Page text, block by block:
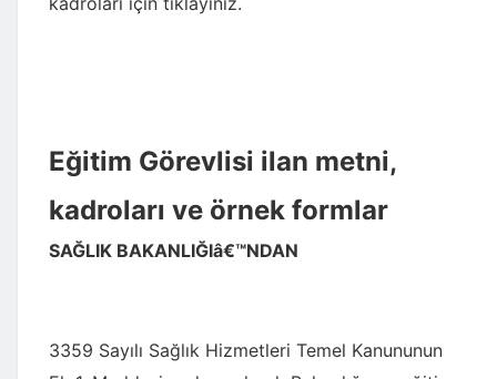
Eğitim Görevlisi ilan metni,
kadroları ve örnek formlar
SAĞLIK BAKANLIĞIâ€™NDAN
3359 Sayılı Sağlık Hizmetleri Temel Kanununun